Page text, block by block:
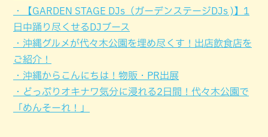
・【GARDEN STAGE DJs（ガーデンステージDJs )】1
日中踊り尽くせるDJブース
・沖縄グルメが代々木公園を埋め尽くす！出店飲食店を
ご紹介！
・沖縄からこんにちは！物販・PR出展
・どっぷりオキナワ気分に浸れる2日間！代々木公園で
「めんそーれ！」